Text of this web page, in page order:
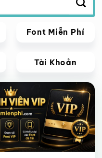
Font Miễn Phí
Tài Khoản